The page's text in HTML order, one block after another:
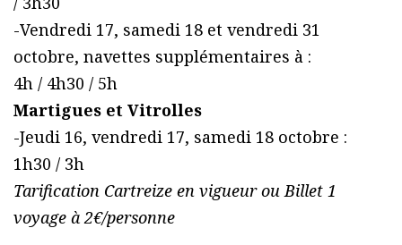
-Vendredi 17, samedi 18 et vendredi 31
octobre, navettes supplémentaires à :
4h / 4h30 / 5h
Martigues et Vitrolles
-Jeudi 16, vendredi 17, samedi 18 octobre :
1h30 / 3h
Tarification Cartreize en vigueur ou Billet 1
voyage à 2€/personne